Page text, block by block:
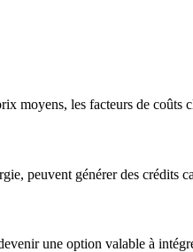
moyens, les facteurs de coûts
peuvent générer des crédits
une option valable à